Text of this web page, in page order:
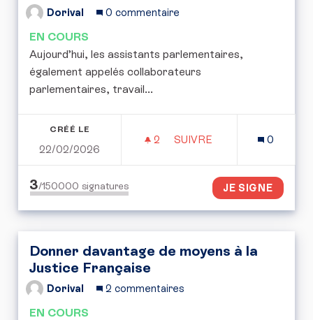
Dorival 0 commentaire
EN COURS
Aujourd’hui, les assistants parlementaires,
également appelés collaborateurs
parlementaires, travail...
CRÉÉ LE
22/02/2026
2 2 ABONNÉS
SUIVRE
0
3/150000 signatures JE SIGNE
Donner davantage de moyens à la
Justice Française
Dorival 2 commentaires
EN COURS